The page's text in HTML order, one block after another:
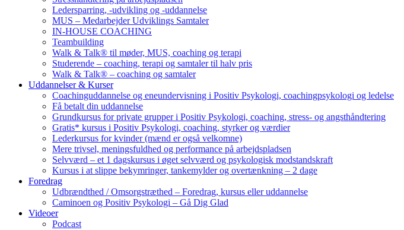
Ledersparring, -udvikling og -uddannelse
MUS – Medarbejder Udviklings Samtaler
IN-HOUSE COACHING
Teambuilding
Walk & Talk® til møder, MUS, coaching og terapi
Studerende – coaching, terapi og samtaler til halv pris
Walk & Talk® – coaching og samtaler
Uddannelser & Kurser
Coachinguddannelse og eneundervisning i Positiv Psykologi, coachingpsykologi og ledelse
Få betalt din uddannelse
Grundkursus for private grupper i Positiv Psykologi, coaching, stress- og angsthåndtering
Gratis* kursus i Positiv Psykologi, coaching, styrker og værdier
Lederkursus for kvinder (mænd er også velkomne)
Mere trivsel, meningsfuldhed og performance på arbejdspladsen
Selvværd – et 1 dagskursus i øget selvværd og psykologisk modstandskraft
Kursus i at slippe bekymringer, tankemylder og overtænkning – 2 dage
Foredrag
Udbrændthed / Omsorgstræthed – Foredrag, kursus eller uddannelse
Caminoen og Positiv Psykologi – Gå Dig Glad
Videoer
Podcast